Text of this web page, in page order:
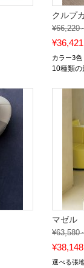
クルプカ
¥66,220
カラー3色
10種類の
マゼル
¥63,580
選べる張